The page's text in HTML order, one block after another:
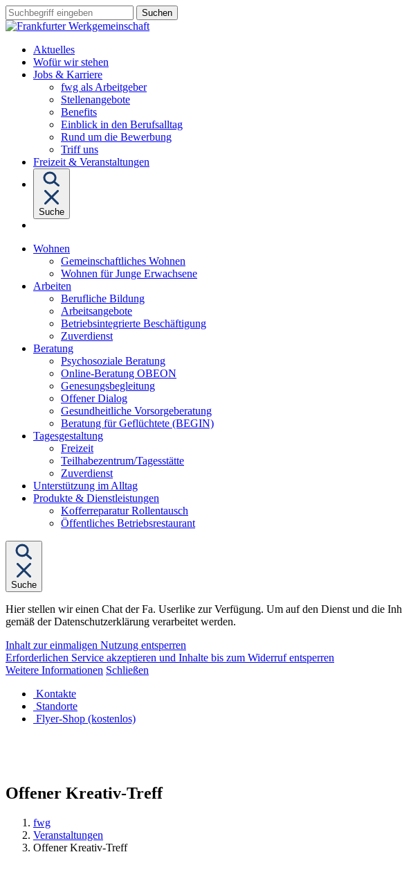
Sprungziel:
Zum
Sprungziel:
Zur
Sprungziel:
Zum
Suchbegriff
eingeben
Aktuelles
Wofür wir stehen
Jobs & KarriereUntermenü
von
"Jobs
&
fwg als Arbeitgeber
Stellenangebote
Benefits
Einblick in den Berufsalltag
Rund um die Bewerbung
Triff uns
Freizeit & Veranstaltungen
Suche
Wohnen
von
"Wohnen"
Gemeinschaftliches Wohnen
Wohnen für Junge Erwachsene
Arbeiten
von
"Arbeiten"
Berufliche Bildung
Arbeitsangebote
Betriebsintegrierte Beschäftigung
Zuverdienst
BeratungUntermenü
von
"Beratung"
Psychosoziale Beratung
Online-Beratung OBEON
Genesungsbegleitung
Offener Dialog
Gesundheitliche Vorsorgeberatung
Beratung für Geflüchtete (BEGIN)
TagesgestaltungUntermenü
"Tagesgestaltung"
Freizeit
Teilhabezentrum/Tagesstätte
Zuverdienst
Unterstützung im Alltag
Produkte & Dienstleistungen
von
"Produkte
&
Kofferreparatur Rollentausch
Öffentliches Betriebsrestaurant
Suche
Hier stellen wir einen Chat der Fa. Userlike zur Verfügung. Um auf den Dienst und die
gemäß der Datenschutzerklärung verarbeitet werden.
Inhalt zur einmaligen Nutzung entsperren
Erforderlichen Service akzeptieren und Inhalte bis zum Widerruf entsperren
Weitere Informationen Schließen
Kontakte
Standorte
Flyer-Shop (kostenlos)
Offener Kreativ-Treff
fwg
Veranstaltungen
Offener Kreativ-Treff